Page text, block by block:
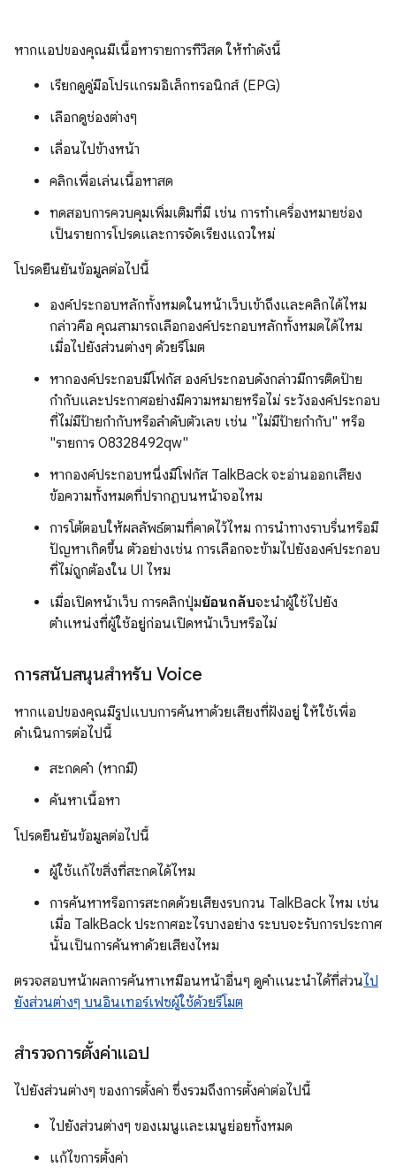
หากแอปของคุณมีเนื้อหารายการทีวีสด ให้ทำดังนี้
เรียกดูคู่มือโปรแกรมอิเล็กทรอนิกส์ (EPG)
เลือกดูช่องต่างๆ
เลื่อนไปข้างหน้า
คลิกเพื่อเล่นเนื้อหาสด
ทดสอบการควบคุมเพิ่มเติมที่มี เช่น การทําเครื่องหมายช่อง
เป็นรายการโปรดและการจัดเรียงแถวใหม่
โปรดยืนยันข้อมูลต่อไปนี้
องค์ประกอบหลักทั้งหมดในหน้าเว็บเข้าถึงและคลิกได้ไหม
กล่าวคือ คุณสามารถเลือกองค์ประกอบหลักทั้งหมดได้ไหม
เมื่อไปยังส่วนต่างๆ ด้วยรีโมต
หากองค์ประกอบมีโฟกัส องค์ประกอบดังกล่าวมีการติดป้าย
กำกับและประกาศอย่างมีความหมายหรือไม่ ระวังองค์ประกอบ
ที่ไม่มีป้ายกำกับหรือลำดับตัวเลข เช่น "ไม่มีป้ายกำกับ" หรือ
"รายการ 08328492qw"
หากองค์ประกอบหนึ่งมีโฟกัส TalkBack จะอ่านออกเสียง
ข้อความทั้งหมดที่ปรากฏบนหน้าจอไหม
การโต้ตอบให้ผลลัพธ์ตามที่คาดไว้ไหม การนำทางราบรื่นหรือมี
ปัญหาเกิดขึ้น ตัวอย่างเช่น การเลือกจะข้ามไปยังองค์ประกอบ
ที่ไม่ถูกต้องใน UI ไหม
เมื่อเปิดหน้าเว็บ การคลิกปุ่มย้อนกลับจะนำผู้ใช้ไปยัง
ตำแหน่งที่ผู้ใช้อยู่ก่อนเปิดหน้าเว็บหรือไม่
การสนับสนุนสำหรับ Voice
หากแอปของคุณมีรูปแบบการค้นหาด้วยเสียงที่ฝังอยู่ ให้ใช้เพื่อ
ดำเนินการต่อไปนี้
สะกดคำ (หากมี)
ค้นหาเนื้อหา
โปรดยืนยันข้อมูลต่อไปนี้
ผู้ใช้แก้ไขสิ่งที่สะกดได้ไหม
การค้นหาหรือการสะกดด้วยเสียงรบกวน TalkBack ไหม เช่น
เมื่อ TalkBack ประกาศอะไรบางอย่าง ระบบจะรับการประกาศ
นั้นเป็นการค้นหาด้วยเสียงไหม
ตรวจสอบหน้าผลการค้นหาเหมือนหน้าอื่นๆ ดูคำแนะนำได้ที่ส่วนไป
ยังส่วนต่างๆ บนอินเทอร์เฟซผู้ใช้ด้วยรีโมต
สำรวจการตั้งค่าแอป
ไปยังส่วนต่างๆ ของการตั้งค่า ซึ่งรวมถึงการตั้งค่าต่อไปนี้
ไปยังส่วนต่างๆ ของเมนูและเมนูย่อยทั้งหมด
แก้ไขการตั้งค่า